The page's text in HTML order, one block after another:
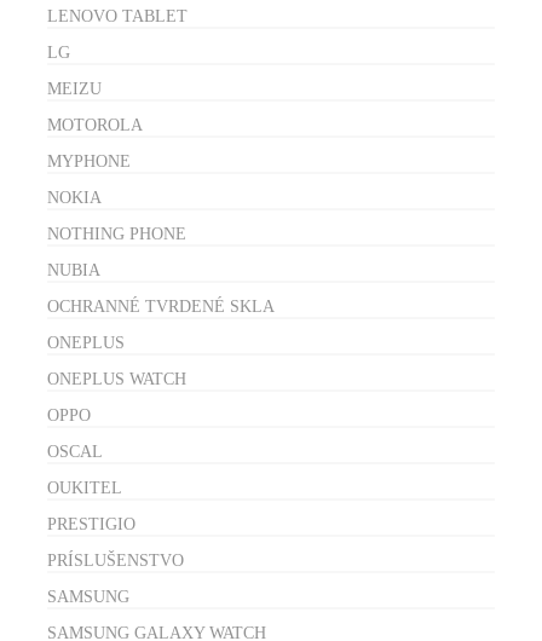
LENOVO TABLET
LG
MEIZU
MOTOROLA
MYPHONE
NOKIA
NOTHING PHONE
NUBIA
OCHRANNÉ TVRDENÉ SKLA
ONEPLUS
ONEPLUS WATCH
OPPO
OSCAL
OUKITEL
PRESTIGIO
PRÍSLUŠENSTVO
SAMSUNG
SAMSUNG GALAXY WATCH